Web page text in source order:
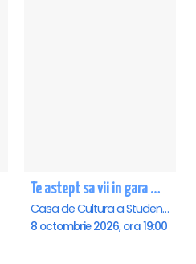
Te astept sa vii in gara mica - Mirabela Dauer & Gabriel Dorobantu - Iasi
Casa de Cultura a Studentilor , Iasi
8 octombrie 2026, ora 19:00